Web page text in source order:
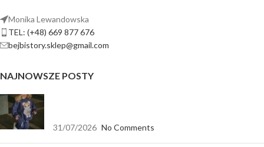
Monika Lewandowska
TEL: (+48) 669 877 676
bejbistory.sklep@gmail.com
NAJNOWSZE POSTY
31/07/2026 No Comments